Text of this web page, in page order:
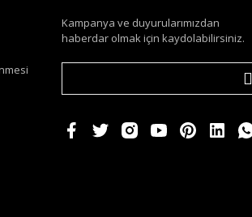
Kampanya ve duyurularımızdan
haberdar olmak için kaydolabilirsiniz.